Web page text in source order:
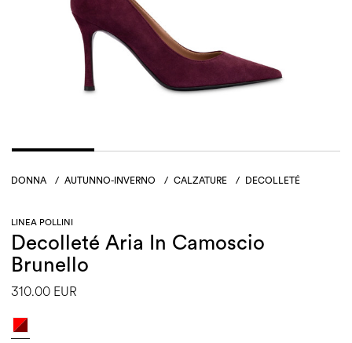
DONNA / AUTUNNO-INVERNO / CALZATURE / DECOLLETÉ
LINEA POLLINI
Decolleté Aria In Camoscio
Brunello
310.00 EUR